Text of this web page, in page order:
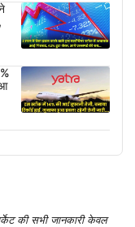
की सभी जानकारी केवल